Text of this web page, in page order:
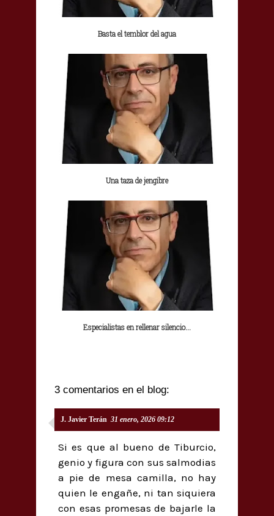
Basta el temblor del agua
Una taza de jengibre
Especialistas en rellenar silencio...
3 comentarios en el blog:
J. Javier Terán 31 enero, 2026 09:12
Si es que al bueno de Tiburcio,
genio y figura con sus salmodias
a pie de mesa camilla, no hay
quien le engañe, ni tan siquiera
con esas promesas de bajarle la